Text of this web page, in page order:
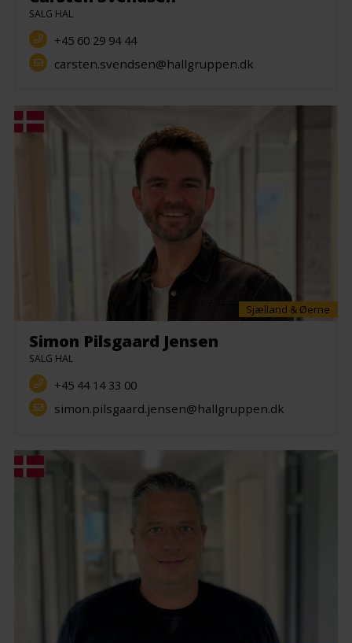
SALG HAL
+45 60 29 94 44
carsten.svendsen@hallgruppen.dk
Sjælland & Øerne
Simon Pilsgaard Jensen
SALG HAL
+45 44 14 33 00
simon.pilsgaard.jensen@hallgruppen.dk